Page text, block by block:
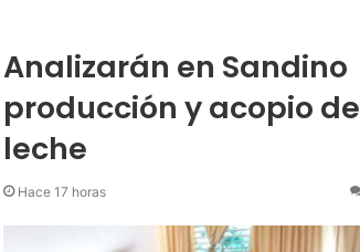
Analizarán en Sandino
producción y acopio de
leche
Hace 17 horas